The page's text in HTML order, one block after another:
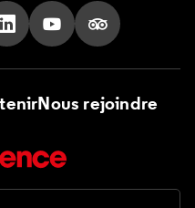
Tik Tok
nous sur X
Suivez nous sur LinkedIn
Suivez nous sur
Suivez nous
Nous rejoindre